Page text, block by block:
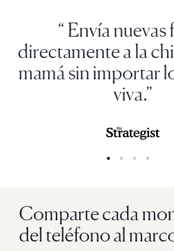
“ Envía
directamente a la
mamá sin importar
viva.”
Comparte cada
del teléfono al